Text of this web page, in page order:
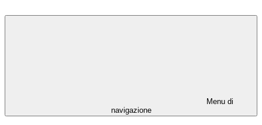
Menu di
navigazione